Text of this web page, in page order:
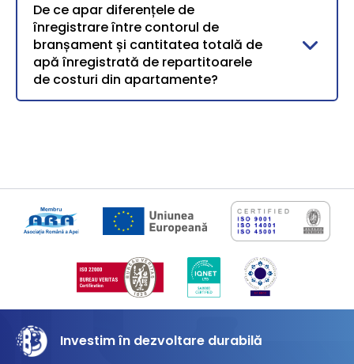
De ce apar diferențele de
înregistrare între contorul de
branșament și cantitatea totală de
apă înregistrată de repartitoarele
de costuri din apartamente?
Investim în dezvoltare durabilă